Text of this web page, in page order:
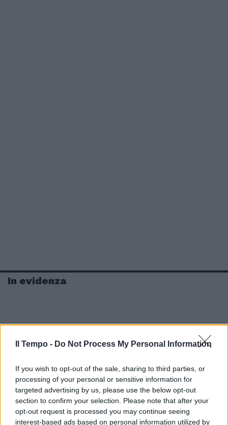
Il Tempo - Do Not Process My Personal Information
If you wish to opt-out of the sale, sharing to third parties, or
processing of your personal or sensitive information for
targeted advertising by us, please use the below opt-out
section to confirm your selection. Please note that after your
opt-out request is processed you may continue seeing
interest-based ads based on personal information utilized by
In evidenza